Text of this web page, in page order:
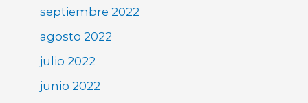
septiembre 2022
agosto 2022
julio 2022
junio 2022